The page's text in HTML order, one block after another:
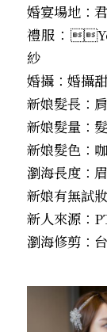
婚宴場地：
禮服：
紗
婚攝：婚攝
新娘髮長：
新娘髮量：
新娘髮色：
瀏海長度：
新娘有無試
新人來源：
瀏海修剪：